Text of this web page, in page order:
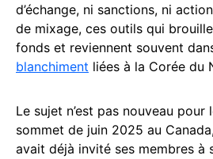
d’échange, ni sanctions, ni
de mixage, ces outils qui
fonds et reviennent souvent
blanchiment liées à la Corée du
Le sujet n’est pas nouveau
sommet de juin 2025 au
avait déjà invité ses membres à